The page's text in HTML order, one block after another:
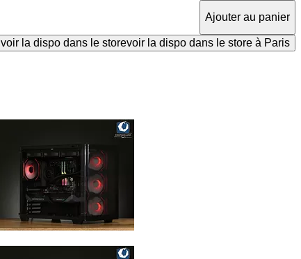
Ajouter au panier
voir la dispo dans le storevoir la dispo dans le store à Paris